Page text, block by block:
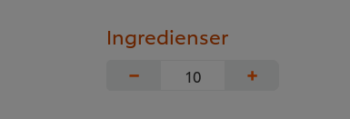
Ingredienser
−
+